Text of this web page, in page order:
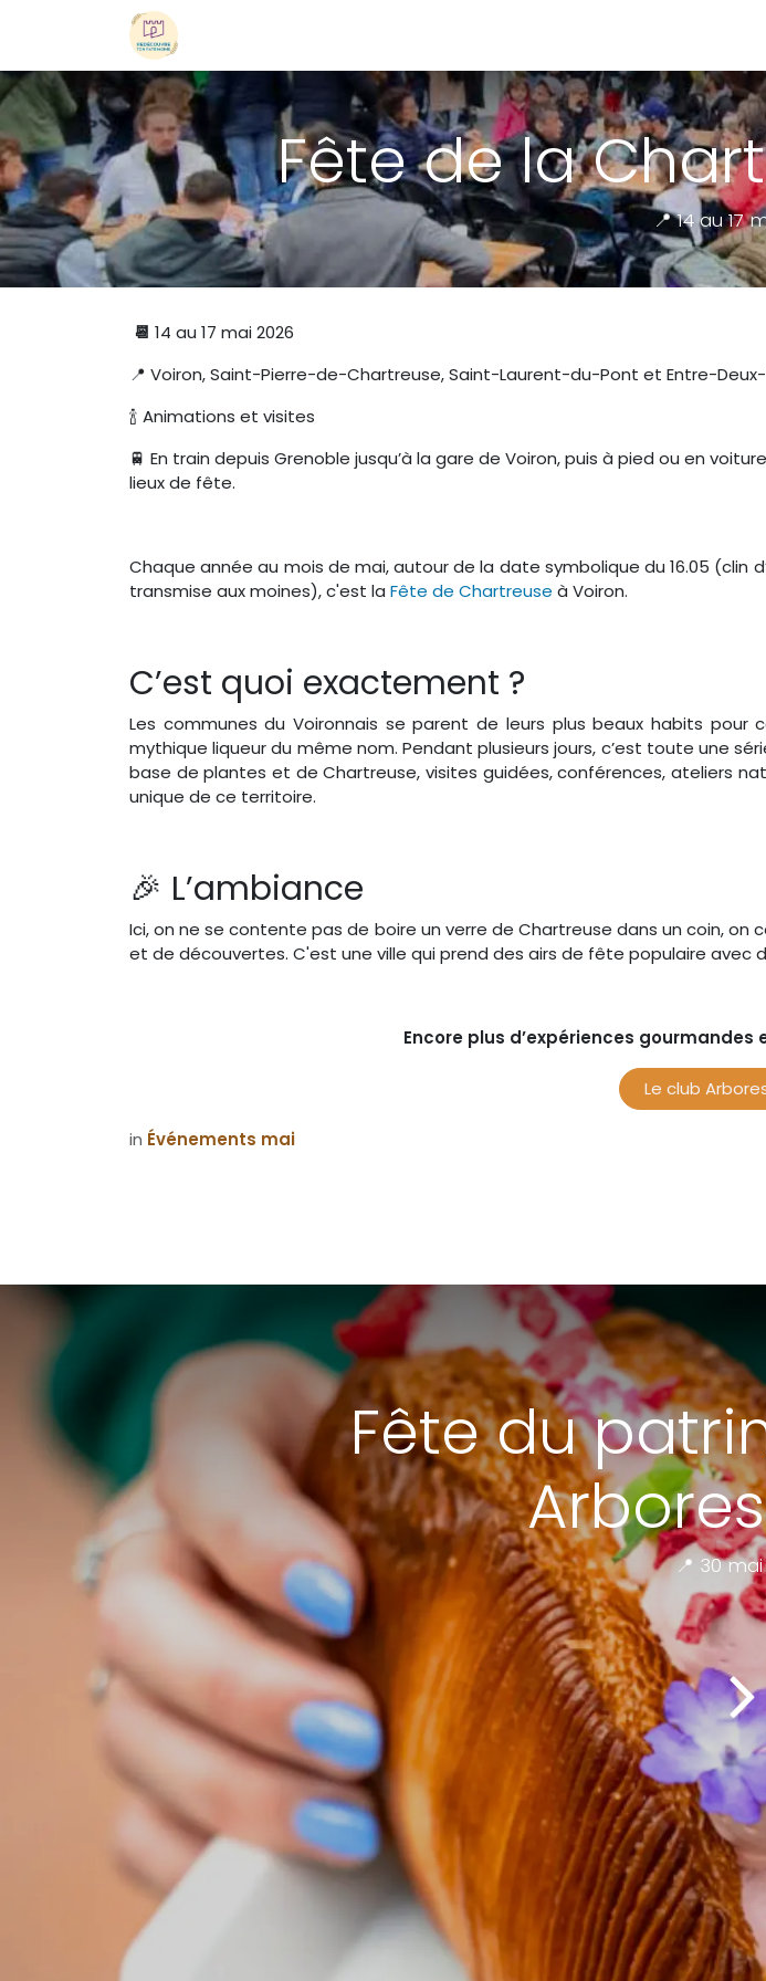
Se rendre au contenu
Fête de la
📍 14 au 17
📆 14 au 17 mai 2026
📍 Voiron,Saint-Pierre-de-Chartreuse, Saint-Laurent-du-Pont et Entre-
🍾 Animations et visites
🚆 En train depuis Grenoble jusqu’à la gare de Voiron, puis à pied ou en
lieux de fête.
Chaque année au mois de mai, autour de la date symbolique du 16.05 (clin
transmise aux moines), c'est la Fête de Chartreuse à Voiron.
C’est quoi exactement ?
Les communes du Voironnais se parent de leurs plus beaux habits pour
mythique liqueur du même nom. Pendant plusieurs jours, c’est toute une
base de plantes et de Chartreuse, visites guidées, conférences, ateliers
unique de ce territoire.
🎉 L’ambiance
Ici, on ne se contente pas de boire un verre de Chartreuse dans un coin,
et de découvertes. C'est une ville qui prend des airs de fête populaire avec
Encore plus d’expériences
Le club
in Événements mai
Fête du
📍 30 mai